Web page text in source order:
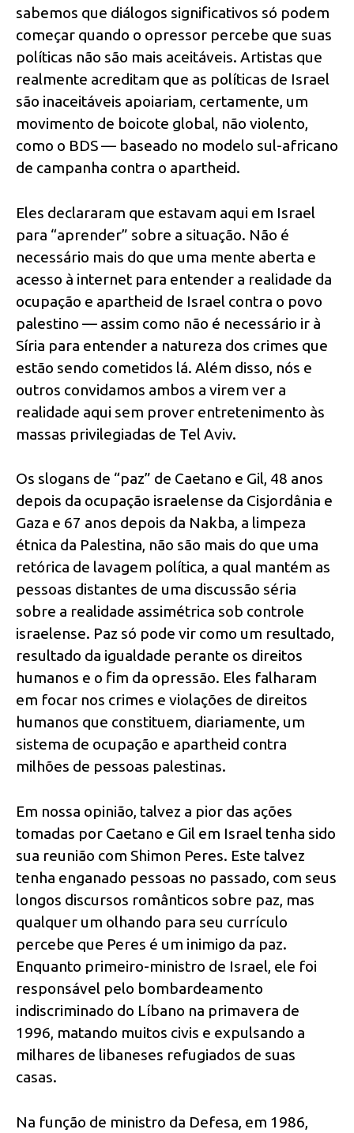
sabemos que diálogos significativos só podem
começar quando o opressor percebe que suas
políticas não são mais aceitáveis. Artistas que
realmente acreditam que as políticas de Israel
são inaceitáveis apoiariam, certamente, um
movimento de boicote global, não violento,
como o BDS — baseado no modelo sul-africano
de campanha contra o apartheid.
Eles declararam que estavam aqui em Israel
para “aprender” sobre a situação. Não é
necessário mais do que uma mente aberta e
acesso à internet para entender a realidade da
ocupação e apartheid de Israel contra o povo
palestino — assim como não é necessário ir à
Síria para entender a natureza dos crimes que
estão sendo cometidos lá. Além disso, nós e
outros convidamos ambos a virem ver a
realidade aqui sem prover entretenimento às
massas privilegiadas de Tel Aviv.
Os slogans de “paz” de Caetano e Gil, 48 anos
depois da ocupação israelense da Cisjordânia e
Gaza e 67 anos depois da Nakba, a limpeza
étnica da Palestina, não são mais do que uma
retórica de lavagem política, a qual mantém as
pessoas distantes de uma discussão séria
sobre a realidade assimétrica sob controle
israelense. Paz só pode vir como um resultado,
resultado da igualdade perante os direitos
humanos e o fim da opressão. Eles falharam
em focar nos crimes e violações de direitos
humanos que constituem, diariamente, um
sistema de ocupação e apartheid contra
milhões de pessoas palestinas.
Em nossa opinião, talvez a pior das ações
tomadas por Caetano e Gil em Israel tenha sido
sua reunião com Shimon Peres. Este talvez
tenha enganado pessoas no passado, com seus
longos discursos românticos sobre paz, mas
qualquer um olhando para seu currículo
percebe que Peres é um inimigo da paz.
Enquanto primeiro-ministro de Israel, ele foi
responsável pelo bombardeamento
indiscriminado do Líbano na primavera de
1996, matando muitos civis e expulsando a
milhares de libaneses refugiados de suas
casas.
Na função de ministro da Defesa, em 1986,